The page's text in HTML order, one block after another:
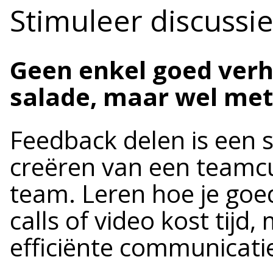
Stimuleer
Geen enkel goed
salade, maar wel
Feedback delen is
creëren van een
team. Leren hoe je
calls of video kost tijd,
efficiënte